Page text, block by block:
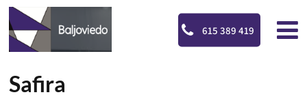
615 389 419
Safira